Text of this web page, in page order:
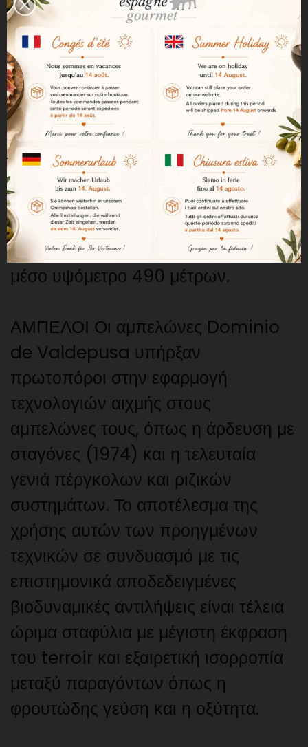
ηπειρωτικό κλίμα, με έντονες
αντιθέσεις μεταξύ θερμών, ξηρών
καλοκαιριών και ψυχρών χειμώνων,
καθώς και μεταξύ νύχτας και ημέρας
σε κάθε εποχή. Η μέση θερμοκρασία
είναι 17°C, πέφτοντας στους 5°C το
χειμώνα και ανεβαίνοντας στους
26°C το καλοκαίρι. Οι βροχοπτώσεις
ανέρχονται κατά μέσο όρο σε 450
mm. Οι αμπελώνες βρίσκονται σε
μέσο υψόμετρο 490 μέτρων.
ΑΜΠΕΛΟΙ Οι αμπελώνες Dominio
de Valdepusa υπήρξαν
πρωτοπόροι στην εφαρμογή
τεχνολογιών αιχμής στους
αμπελώνες τους, όπως η άρδευση με
σταγόνες (1974) και η τελευταία
γενιά πέργκολων και ριζικών
συστημάτων. Το αποτέλεσμα της
χρήσης αυτών των προηγμένων
τεχνικών σε συνδυασμό με τις
επιστημονικά αποδεδειγμένες
βιοδυναμικές αντιλήψεις είναι τέλεια
ώριμα σταφύλια με μέγιστη έκφραση
του terroir και εξαιρετική ισορροπία
μεταξύ παραγόντων όπως η
φρουτώδης γεύση και η οξύτητα.